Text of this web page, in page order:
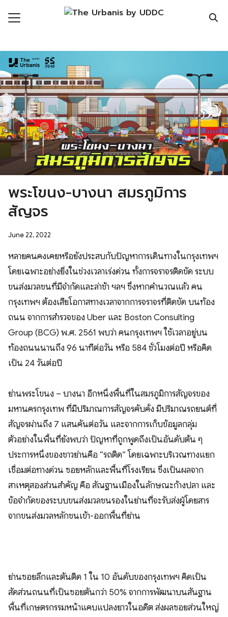
Realm
Data
for:
พระโขนง-บางนา สมรภูมิการ
สัญจร
June 22, 2022
หลายคนคงเคยหรือยังประสบกับปัญหาการเดินทางในกรุงเทพฯ
โดยเฉพาะอย่างยิ่งในช่วงเวลาเร่งด่วน ทั้งการจราจรติดขัด ระบบ
ขนส่งมวลชนที่มีจำกัดและล่าช้า ฯลฯ ซึ่งหากคำนวณแล้ว คน
กรุงเทพฯ ต้องเสียโอกาสทางเวลาจากการจราจรที่ติดขัด บนท้อง
ถนน จากการสำรวจของ Uber และ Boston Consulting
Group (BCG) พ.ศ. 2561 พบว่า คนกรุงเทพฯ ใช้เวลาอยู่บน
ท้องถนนนานถึง 96 นาทีต่อวัน หรือ 584 ชั่วโมงต่อปี หรือคิด
เป็น 24 วันต่อปี
ย่านพระโขนง – บางนา อีกหนึ่งพื้นที่ในสมรภูมิการสัญจรของ
มหานครกรุงเทพ ที่มีปริมาณการสัญจรคับคั่ง มีปริมาณรถยนต์ที่
สัญจรผ่านถึง 7 แสนคันต่อวัน และจากการเก็บข้อมูลกลุ่ม
ตัวอย่างในพื้นที่ยังพบว่า ปัญหาที่ถูกพูดถึงเป็นอันดับต้น ๆ
ประการหนึ่งของชาวย่านคือ “รถติด” โดยเฉพาะบริเวณทางแยก
เชื่อมต่อทางด่วน ซอยหลักและพื้นที่โรงเรียน ซึ่งเป็นผลจาก
สาเหตุสองส่วนสำคัญ คือ สัณฐานเมืองในลักษณะก้างปลา และ
ข้อจำกัดของระบบขนส่งมวลชนรองในย่านที่จะรับส่งผู้โดยสาร
จากขนส่งมวลหลักชนเข้า-ออกพื้นที่ย่าน
ย่านซอยลึกและตันติด 1 ใน 10 อันดับของกรุงเทพฯ คิดเป็น
สัดส่วนถนนที่เป็นซอยตันกว่า 50% จากการพัฒนาบนสันฐาน
พื้นที่เกษตรกรรมหน้าแคบแปลงยาวในอดีต ส่งผลซอยส่วนใหญ่